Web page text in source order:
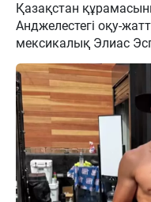
Қазақстан
Анджелестегі оқу-
мексикалық Элиас